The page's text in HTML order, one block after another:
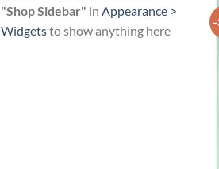
"Shop Sidebar" in Appearance >
Widgetsto show anything here